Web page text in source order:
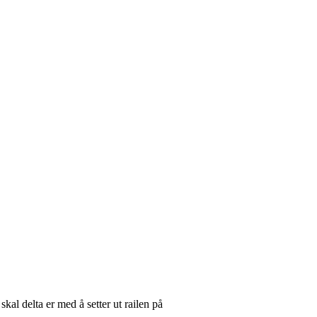
delta er med å setter ut railen på